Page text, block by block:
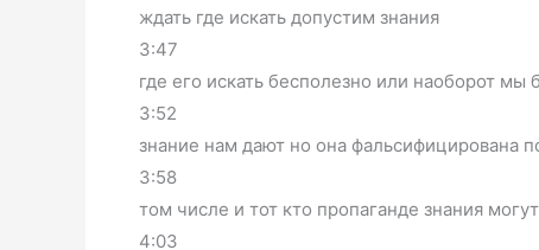
ждать где искать допустим знания
3:47
где его искать бесполезно или наоборот мы
3:52
знание нам дают но она фальсифицирована
3:58
том числе и тот кто пропаганде знания
4:03